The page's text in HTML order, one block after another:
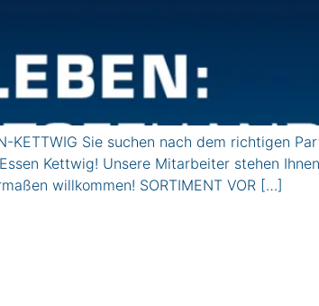
KETTWIG Sie suchen nach dem richtigen
Kettwig! Unsere Mitarbeiter stehen
willkommen! SORTIMENT VOR […]